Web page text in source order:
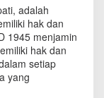
adalah
hak dan
1945 menjamin
hak dan
setiap
yang